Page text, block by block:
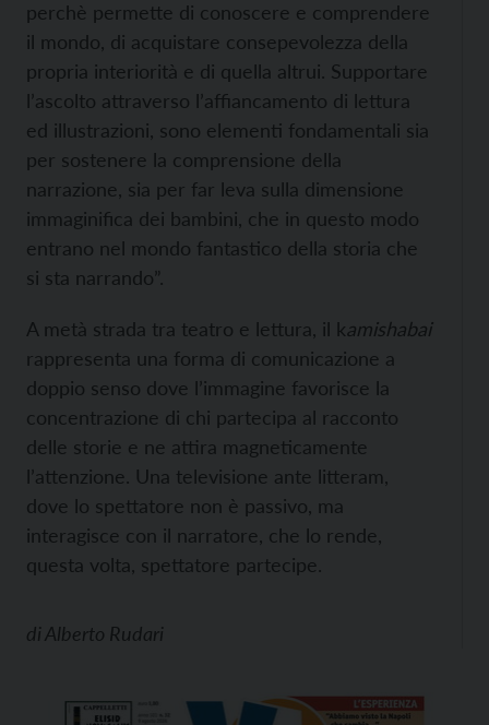
perchè permette di conoscere e comprendere
il mondo, di acquistare consepevolezza della
propria interiorità e di quella altrui. Supportare
l’ascolto attraverso l’affiancamento di lettura
ed illustrazioni, sono elementi fondamentali sia
per sostenere la comprensione della
narrazione, sia per far leva sulla dimensione
immaginifica dei bambini, che in questo modo
entrano nel mondo fantastico della storia che
si sta narrando”.
A metà strada tra teatro e lettura, il kamishabai
rappresenta una forma di comunicazione a
doppio senso dove l’immagine favorisce la
concentrazione di chi partecipa al racconto
delle storie e ne attira magneticamente
l’attenzione. Una televisione ante litteram,
dove lo spettatore non è passivo, ma
interagisce con il narratore, che lo rende,
questa volta, spettatore partecipe.
diAlberto Rudari